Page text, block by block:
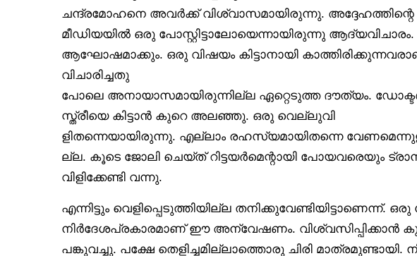
ചന്ദ്രമോഹനെ അവർക്ക് വിശ്വാസമായിരുന്നു.
മീഡിയയിൽ ഒരു പോസ്റ്റിട്ടാലോയെന്നായിരുന്നു
ആഘോഷമാക്കും. ഒരു വിഷയം കിട്ടാനായി
വിചാരിച്ചതു
പോലെ അനായാസമായിരുന്നില്ല ഏറ്റെടുത്ത ദൗത്യം.
സ്ത്രീയെ കിട്ടാൻ കുറെ അലഞ്ഞു. ഒരു വെല്ലുവി
ളിതന്നെയായിരുന്നു. എല്ലാം രഹസ്യമായിതന്നെ
ല്ല. കൂടെ ജോലി ചെയ്ത് റിട്ടയർമെന്റായി പോയവരെയും
വിളിക്കേണ്ടി വന്നു.
എന്നിട്ടും വെളിപ്പെടുത്തിയില്ല
നിർദേശപ്രകാരമാണ് ഈ അന്വേഷണം. വിശ്വസിപ്പിക്കാൻ
പങ്കുവച്ചു. പക്ഷേ തെളിച്ചമില്ലാത്തൊരു ചിരി മാത്രമുണ്ടായി.